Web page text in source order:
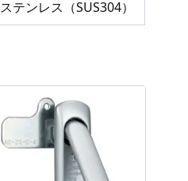
ステンレス（SUS304）